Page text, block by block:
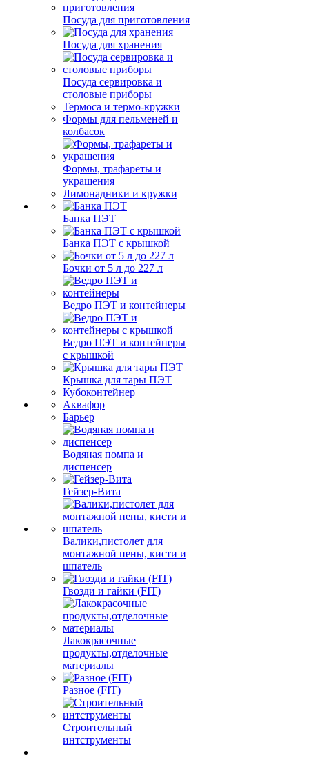
Посуда для приготовления
Посуда для хранения
Посуда сервировка и
столовые приборы
Термоса и термо-кружки
Формы для пельменей и
колбасок
Формы, трафареты и
украшения
Лимонадники и кружки
Банка ПЭТ
Банка ПЭТ с крышкой
Бочки от 5 л до 227 л
Ведро ПЭТ и контейнеры
Ведро ПЭТ и контейнеры
с крышкой
Крышка для тары ПЭТ
Кубоконтейнер
Аквафор
Барьер
Водяная помпа и
диспенсер
Гейзер-Вита
Валики,пистолет для
монтажной пены, кисти и
шпатель
Гвозди и гайки (FIT)
Лакокрасочные
продукты,отделочные
материалы
Разное (FIT)
Строительный
интструменты